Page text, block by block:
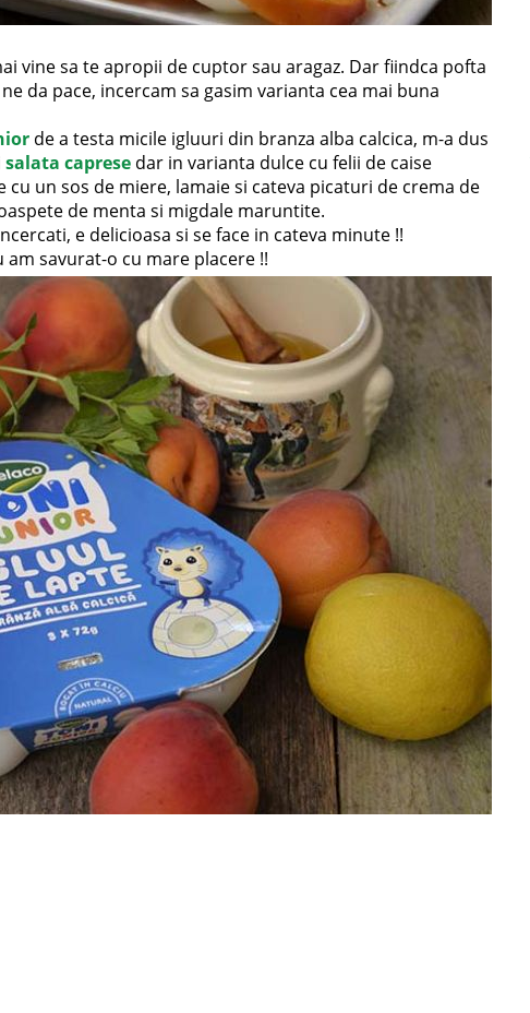
vine sa te apropii de cuptor sau aragaz. Dar fiindca pofta
da pace, incercam sa gasim varianta cea mai buna
de a testa micile igluuri din branza alba calcica, m-a dus
salata caprese dar in varianta dulce cu felii de caise
cu un sos de miere, lamaie si cateva picaturi de crema de
de menta si migdale maruntite.
e delicioasa si se face in cateva minute !!
am savurat-o cu mare placere !!